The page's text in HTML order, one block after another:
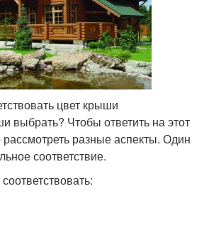
цвет крыши
выбрать? Чтобы ответить на этот
разные аспекты. Один
соответствие.